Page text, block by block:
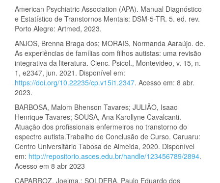
American Psychiatric Association (APA). Manual Diagnóstico
e Estatístico de Transtornos Mentais: DSM-5-TR. 5. ed. rev.
Porto Alegre: Artmed, 2023.
ANJOS, Brenna Braga dos; MORAIS, Normanda Aaraújo. de.
As experiências de famílias com filhos autistas: uma revisão
integrativa da literatura. Cienc. Psicol., Montevideo, v. 15, n.
1, e2347, jun. 2021. Disponível em:
https://doi.org/10.22235/cp.v15i1.2347. Acesso em: 8 abr.
2023.
BARBOSA, Malom Bhenson Tavares; JULIÃO, Isaac
Henrique Tavares; SOUSA, Ana Karollyne Cavalcanti.
Atuação dos profissionais enfermeiros no transtorno do
espectro autista.Trabalho de Conclusão de Curso. Caruaru:
Centro Universitário Tabosa de Almeida, 2020. Disponível
em: http://repositorio.asces.edu.br/handle/123456789/2894.
Acesso em 8 abr 2023
CAPARROZ, Joelma.; SOLDERA, Paulo Eduardo dos